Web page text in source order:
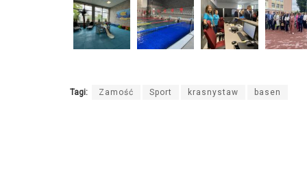
Tagi: Zamość Sport krasnystaw basen